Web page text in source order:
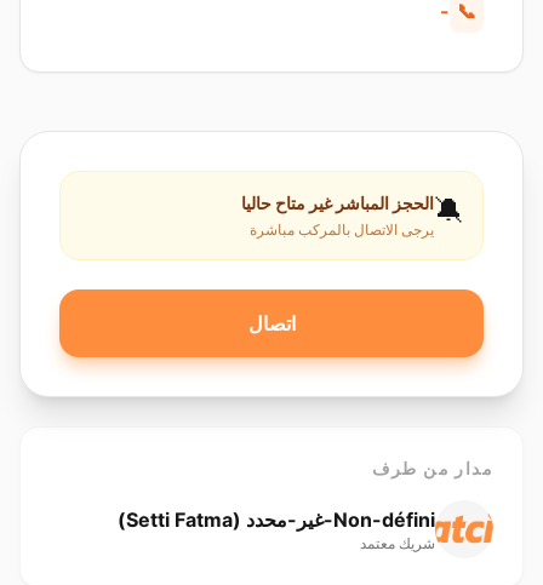
📞
-
🔕الحجز المباشر غير متاح حاليا
يرجى الاتصال بالمركب مباشرة
اتصال
مدار من طرف
Non-défini-غير-محدد ( Setti Fatma)
شريك معتمد